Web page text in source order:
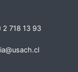
2 718 13 93